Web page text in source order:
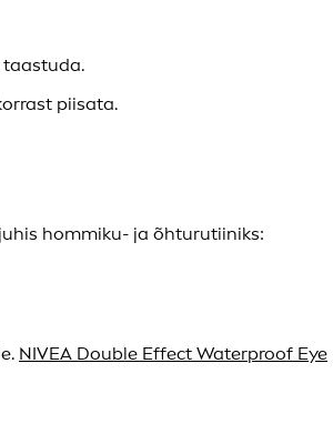
taastuda.
piisata.
hommiku- ja õhturutiiniks:
NIVEA Double Effect Waterproof Eye